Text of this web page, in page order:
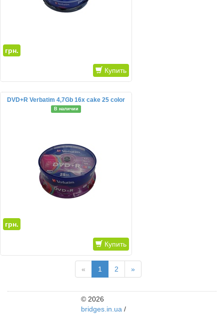
грн.
Купить
DVD+R Verbatim 4,7Gb 16x cake 25 color
В наличии
грн.
Купить
« 1 2 »
© 2026
bridges.in.ua /